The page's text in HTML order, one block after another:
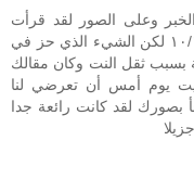
الخبر وعلى الصور لقد قرأت
مقالك يوم أمس الموافق لـ ١٠/١٠/٢٠١١ لكن الشيء الذي حز في
ثقل النت وكان مقالك
يوم أمس أن تعرضي لنا
بصورك لقد كانت رائعة جدا